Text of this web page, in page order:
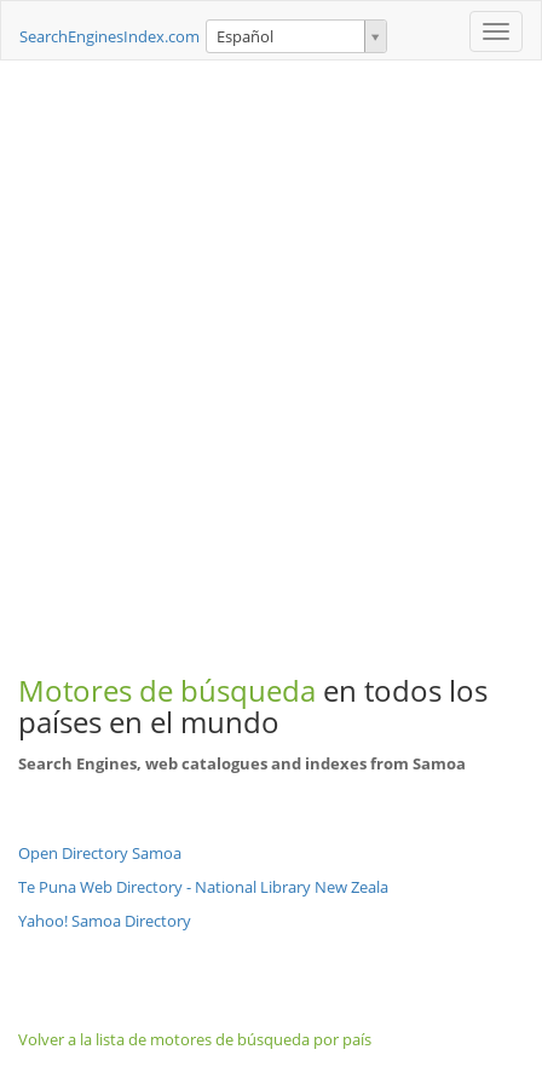
Toggle
SearchEnginesIndex.com Español
Motores de búsqueda en todos los
países en el mundo
Search Engines, web catalogues and indexes from Samoa
Open Directory Samoa
Te Puna Web Directory - National Library New Zeala
Yahoo! Samoa Directory
Volver a la lista de motores de búsqueda por país